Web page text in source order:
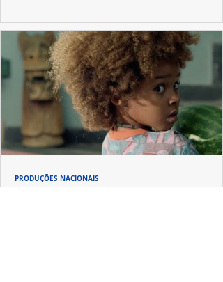
PRODUÇÕES NACIONAIS